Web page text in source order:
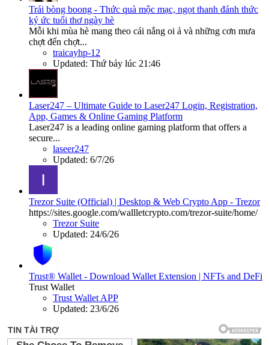
Trái bòng boong - Thức quà mộc mạc, ngọt thanh đánh thức
ký ức tuổi thơ ngày hè
Mỗi khi mùa hè mang theo cái nắng oi ả và những cơn mưa
chợt đến chợt...
traicayhp-12
Updated: Thứ bảy lúc 21:46
Laser247 – Ultimate Guide to Laser247 Login, Registration,
App, Games & Online Gaming Platform
Laser247 is a leading online gaming platform that offers a
secure...
laseer247
Updated: 6/7/26
Trezor Suite (Official) | Desktop & Web Crypto App - Trezor
https://sites.google.com/wallletcrypto.com/trezor-suite/home/
Trezor Suite
Updated: 24/6/26
Trust® Wallet - Download Wallet Extension | NFTs and DeFi
Trust Wallet
Trust Wallet APP
Updated: 23/6/26